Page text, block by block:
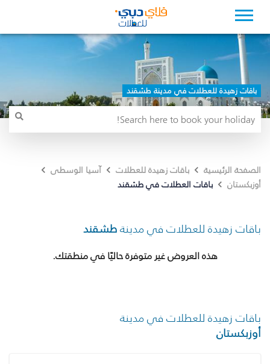
باقات زهيدة للعطلات في مدينة طشقند
الصفحة الرئيسية باقات زهيدة للعطلات
آسيا الوسطى
أوزبكستان
باقات العطلات في طشقند
باقات زهيدة للعطلات في مدينةطشقند
هذه العروض غير متوفرة حاليًا في منطقتك.
باقات زهيدة للعطلات في مدينة
أوزبكستان